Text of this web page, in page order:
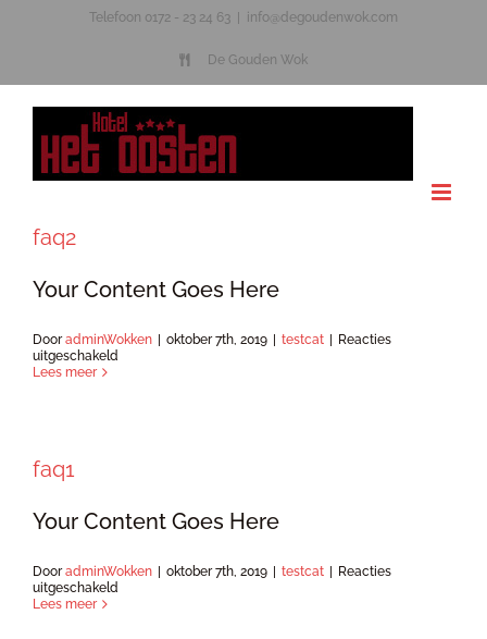
Telefoon 0172 - 23 24 63 info@degoudenwok.com
De Gouden Wok
faq2
Your Content Goes Here
DooradminWokken oktober 7th, 2019 testcat
Reacties
uitgeschakeld
Lees meer
faq1
Your Content Goes Here
DooradminWokken oktober 7th, 2019 testcat
Reacties
uitgeschakeld
Lees meer